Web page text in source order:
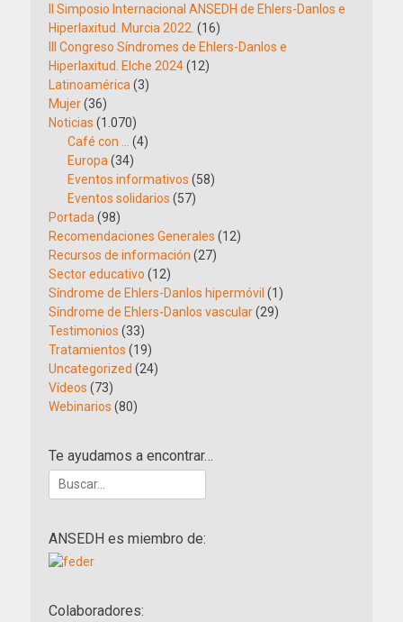
II Simposio Internacional ANSEDH de Ehlers-Danlos e
Hiperlaxitud. Murcia 2022. (16)
III Congreso Síndromes de Ehlers-Danlos e
Hiperlaxitud. Elche 2024(12)
Latinoamérica (3)
Mujer(36)
Noticias (1.070)
Café con …
(4)
Europa (34)
Eventos informativos (58)
Eventos solidarios (57)
Portada (98)
Recomendaciones Generales (12)
Recursos de información (27)
Sector educativo (12)
Síndrome de Ehlers-Danlos hipermóvil (1)
Síndrome de Ehlers-Danlos vascular(29)
Testimonios (33)
Tratamientos (19)
Uncategorized (24)
Vídeos (73)
Webinarios (80)
Te ayudamos a encontrar…
Buscar:
ANSEDH es miembro de:
Colaboradores: